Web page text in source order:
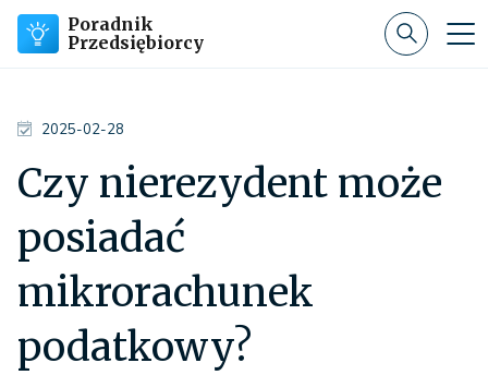
Poradnik
Przedsiębiorcy
2025-02-28
Czy nierezydent może
posiadać
mikrorachunek
podatkowy?